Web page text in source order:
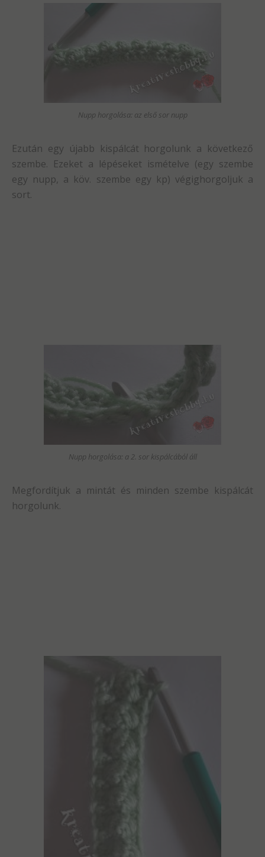
Nupp horgolása: az első sor nupp
Ezután egy újabb kispálcát horgolunk a következő
szembe. Ezeket a lépéseket ismételve (egy szembe
egy nupp, a köv. szembe egy kp) végighorgoljuk a
sort.
Nupp horgolása: a 2. sor kispálcából áll
Megfordítjuk a mintát és minden szembe kispálcát
horgolunk.